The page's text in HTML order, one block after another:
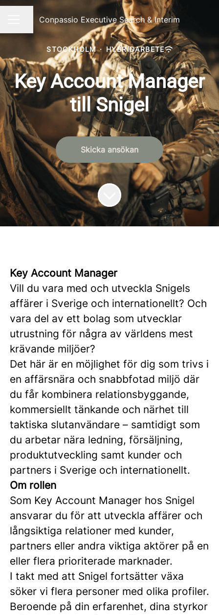
KARRIÄRMENYConpassio Executive Search & Interim
Dela sidan
STOCKHOLM · HYBRIDARBETE
Key Account Manager
till Snigel
Skicka ansökan
Key Account Manager
Vill du vara med och utveckla Snigels
affärer i Sverige och internationellt? Och
vara del av ett bolag som utvecklar
utrustning för några av världens mest
krävande miljöer?
Det här är en möjlighet för dig som trivs i
en affärsnära och snabbfotad miljö där
du får kombinera relationsbyggande,
kommersiellt tänkande och närhet till
taktiska slutanvändare – samtidigt som
du arbetar nära ledning, försäljning,
produktutveckling samt kunder och
partners i Sverige och internationellt.
Om rollen
Som Key Account Manager hos Snigel
ansvarar du för att utveckla affärer och
långsiktiga relationer med kunder,
partners eller andra viktiga aktörer på en
eller flera prioriterade marknader.
I takt med att Snigel fortsätter växa
söker vi flera personer med olika profiler.
Beroende på din erfarenhet, dina styrkor